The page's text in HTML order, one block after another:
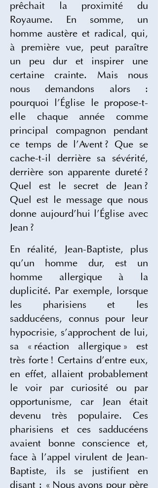
prêchait la proximité du
Royaume. En somme, un
homme austère et radical, qui,
à première vue, peut paraître
un peu dur et inspirer une
certaine crainte. Mais nous
nous demandons alors :
pourquoi l’Église le propose-t-
elle chaque année comme
principal compagnon pendant
ce temps de l’Avent ? Que se
cache-t-il derrière sa sévérité,
derrière son apparente dureté ?
Quel est le secret de Jean ?
Quel est le message que nous
donne aujourd’hui l’Église avec
Jean ?
En réalité, Jean-Baptiste, plus
qu’un homme dur, est un
homme allergique à la
duplicité. Par exemple, lorsque
les pharisiens et les
sadducéens, connus pour leur
hypocrisie, s’approchent de lui,
sa « réaction allergique » est
très forte ! Certains d’entre eux,
en effet, allaient probablement
le voir par curiosité ou par
opportunisme, car Jean était
devenu très populaire. Ces
pharisiens et ces sadducéens
avaient bonne conscience et,
face à l’appel virulent de Jean-
Baptiste, ils se justifient en
disant : « Nous avons pour père